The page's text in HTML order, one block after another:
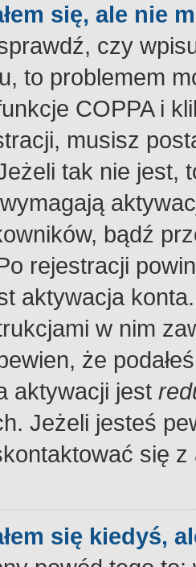
się, ale nie
czy
to problemem
COPPA i
musisz
tak nie jest,
bądź
rejestracji
aktywacja
w nim
że
aktywacji jest
Jeżeli jesteś
się
się kiedyś,